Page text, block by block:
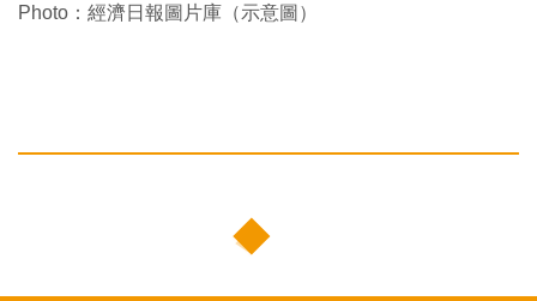
Photo：經濟日報圖片庫（示意圖）